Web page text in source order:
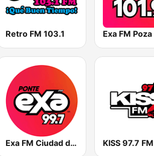
Retro FM 103.1 Exa FM Poza
Exa FM Ciudad del Carmen KISS 97.7 FM